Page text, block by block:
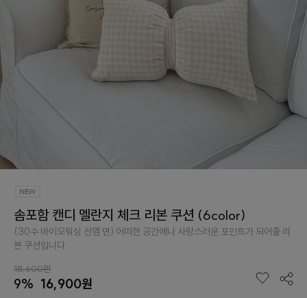
솜포함 캔디 멜란지 체크 리본 쿠션 (6color)
(30수 바이오워싱 선염 면) 어떠한 공간에나 사랑스러운 포인트가 되어줄 리
본 쿠션입니다.
18,600원
9% 16,900원